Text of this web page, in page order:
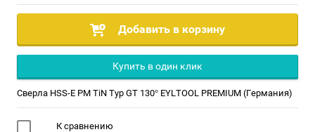
Добавить в корзину
Купить в один клик
Cверла HSS-E PM TiN Typ GT 130° EYLTOOL PREMIUM (Германия)
К сравнению